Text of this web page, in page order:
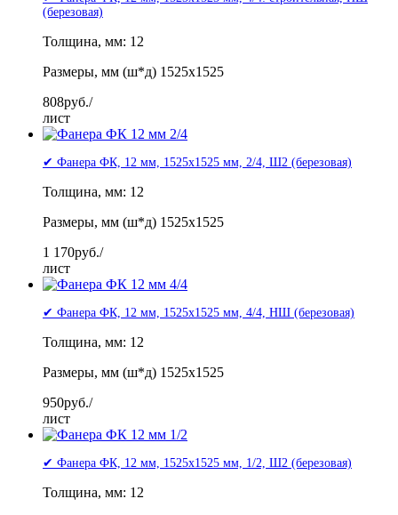
(березовая)
Толщина, мм: 12
Размеры, мм (ш*д) 1525x1525
808руб./
лист
✔ Фанера ФК, 12 мм, 1525x1525 мм, 2/4, Ш2 (березовая)
Толщина, мм: 12
Размеры, мм (ш*д) 1525x1525
1 170руб./
лист
✔ Фанера ФК, 12 мм, 1525x1525 мм, 4/4, НШ (березовая)
Толщина, мм: 12
Размеры, мм (ш*д) 1525x1525
950руб./
лист
✔ Фанера ФК, 12 мм, 1525x1525 мм, 1/2, Ш2 (березовая)
Толщина, мм: 12